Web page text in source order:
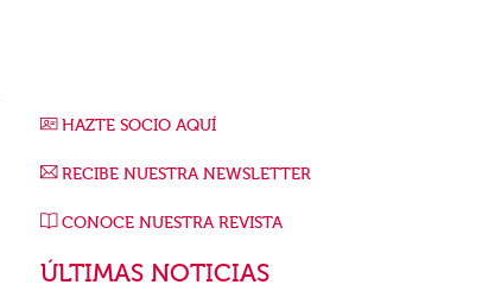
HAZTE SOCIO AQUÍ
RECIBE NUESTRA NEWSLETTER
CONOCE NUESTRA REVISTA
ÚLTIMAS NOTICIAS